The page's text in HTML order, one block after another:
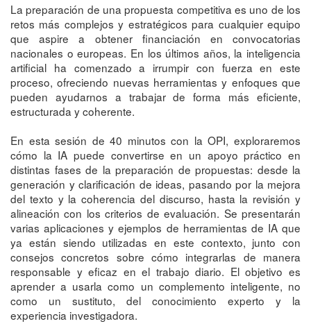
La preparación de una propuesta competitiva es uno de los
retos más complejos y estratégicos para cualquier equipo
que aspire a obtener financiación en convocatorias
nacionales o europeas. En los últimos años, la inteligencia
artificial ha comenzado a irrumpir con fuerza en este
proceso, ofreciendo nuevas herramientas y enfoques que
pueden ayudarnos a trabajar de forma más eficiente,
estructurada y coherente.
En esta sesión de 40 minutos con la OPI, exploraremos
cómo la IA puede convertirse en un apoyo práctico en
distintas fases de la preparación de propuestas: desde la
generación y clarificación de ideas, pasando por la mejora
del texto y la coherencia del discurso, hasta la revisión y
alineación con los criterios de evaluación. Se presentarán
varias aplicaciones y ejemplos de herramientas de IA que
ya están siendo utilizadas en este contexto, junto con
consejos concretos sobre cómo integrarlas de manera
responsable y eficaz en el trabajo diario. El objetivo es
aprender a usarla como un complemento inteligente, no
como un sustituto, del conocimiento experto y la
experiencia investigadora.